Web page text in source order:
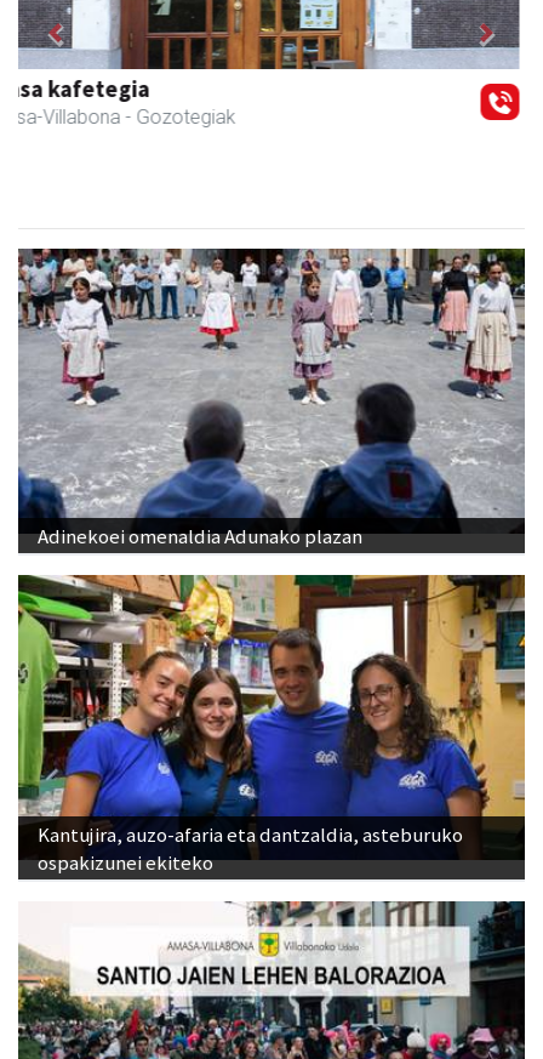
Zubimusu Ikastola
Amasa-Villabona - Hezkuntza
Previous Next
Adinekoei omenaldia Adunako plazan
Kantujira, auzo-afaria eta dantzaldia, asteburuko
ospakizunei ekiteko